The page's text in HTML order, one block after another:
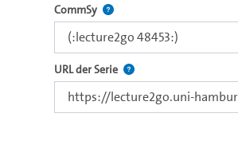
CommSy Nutzen Sie diesen Code,
URL der Serie Der Link zur Serie.